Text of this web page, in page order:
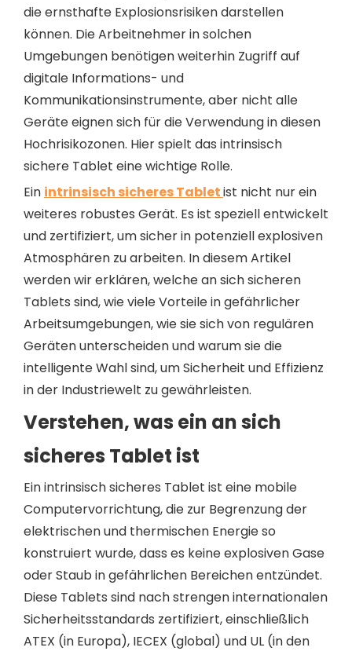
die ernsthafte Explosionsrisiken darstellen
können. Die Arbeitnehmer in solchen
Umgebungen benötigen weiterhin Zugriff auf
digitale Informations- und
Kommunikationsinstrumente, aber nicht alle
Geräte eignen sich für die Verwendung in diesen
Hochrisikozonen. Hier spielt das intrinsisch
sichere Tablet eine wichtige Rolle.
Ein intrinsisch sicheres Tabletist nicht nur ein
weiteres robustes Gerät. Es ist speziell entwickelt
und zertifiziert, um sicher in potenziell explosiven
Atmosphären zu arbeiten. In diesem Artikel
werden wir erklären, welche an sich sicheren
Tablets sind, wie viele Vorteile in gefährlicher
Arbeitsumgebungen, wie sie sich von regulären
Geräten unterscheiden und warum sie die
intelligente Wahl sind, um Sicherheit und Effizienz
in der Industriewelt zu gewährleisten.
Verstehen, was ein an sich
sicheres Tablet ist
Ein intrinsisch sicheres Tablet ist eine mobile
Computervorrichtung, die zur Begrenzung der
elektrischen und thermischen Energie so
konstruiert wurde, dass es keine explosiven Gase
oder Staub in gefährlichen Bereichen entzündet.
Diese Tablets sind nach strengen internationalen
Sicherheitsstandards zertifiziert, einschließlich
ATEX (in Europa), IECEX (global) und UL (in den